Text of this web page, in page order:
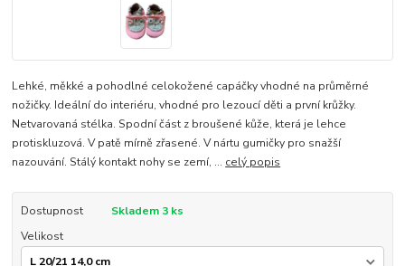
Lehké, měkké a pohodlné celokožené capáčky vhodné na průměrné
nožičky. Ideální do interiéru, vhodné pro lezoucí děti a první krůžky.
Netvarovaná stélka. Spodní část z broušené kůže, která je lehce
protiskluzová. V patě mírně zřasené. V nártu gumičky pro snažší
nazouvání. Stálý kontakt nohy se zemí, ... celý popis
Dostupnost
Skladem 3 ks
Velikost